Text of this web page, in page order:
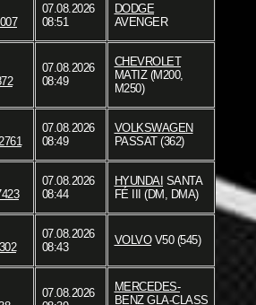
07.08.2026
08:51
DODGE
AVENGER
07.08.2026
08:49
CHEVROLET
MATIZ (M200,
M250)
07.08.2026
08:49
VOLKSWAGEN
PASSAT (362)
07.08.2026
08:44
HYUNDAI SANTA
FÉ III (DM, DMA)
07.08.2026
08:43
VOLVOV50 (545)
07.08.2026
MERCEDES-
BENZGLA-CLASS